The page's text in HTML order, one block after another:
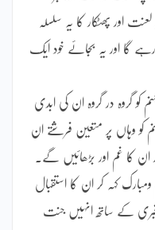
پھٹکار کا یہ سلسلہ
گا اور یہ بجائے خود ایک
گروہ در گروہ ان کی ابدی
وہاں پر متعین فرشتے ان
ان کا غم اور بڑھائیں گے۔
کہہ کر ان کا استقبال
کے ساتھ انہیں جنت